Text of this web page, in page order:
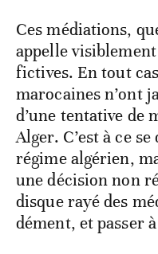
Ces médiations,
appelle
fictives. En tout
marocaines n’ont
d’une tentative de
Alger. C’est à ce
régime algérien,
une décision non
disque rayé des
dément, et passer